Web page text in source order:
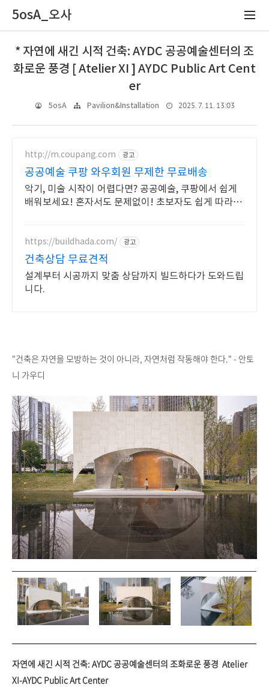
5osA_오사
* 자연에 새긴 시적 건축: AYDC 공공예술센터의 조
화로운 풍경 [ Atelier XI ] AYDC Public Art Cent
er
5osA Pavilion&Installation 2025. 7. 11. 13:03
http://m.coupang.com 광고
공공예술 쿠팡 와우회원 무제한 무료배송
악기, 미술 시작이 어렵다면? 공공예술, 쿠팡에서 쉽게
배워보세요! 혼자서도 문제없이! 초보자도 쉽게 따라하
https://buildhada.com/ 광고
건축상담 무료견적
설계부터 시공까지 맞춤 상담까지 빌드하다가 도와드립
니다.
"건축은 자연을 모방하는 것이 아니라, 자연처럼 작동해야 한다." - 안토
니 가우디
자연에 새긴 시적 건축: AYDC 공공예술센터의 조화로운 풍경 Atelier
XI-AYDC Public Art Center